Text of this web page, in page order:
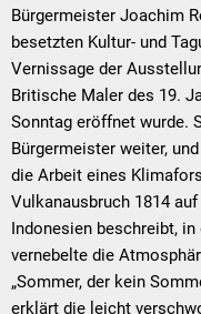
Bürgermeister Joachim
besetzten Kultur- und
Vernissage der
Britische Maler des 19.
Sonntag eröffnet wurde.
Bürgermeister weiter,
die Arbeit eines
Vulkanausbruch 1814
Indonesien beschreibt,
vernebelte die
„Sommer, der kein
erklärt die leicht